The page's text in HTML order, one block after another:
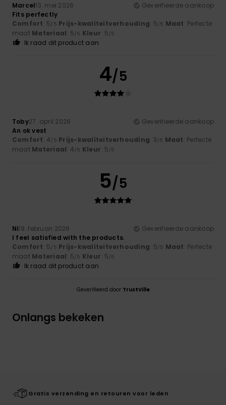
Marcel13. mei 2026
Geverifieerde aankoop
Fits perfectly
Comfort: 5/5 Prijs-kwaliteitverhouding: 5/5 Maat: Perfecte
maat Materiaal: 5/5 Kleur: 5/5
Ik raad dit product aan
4/5
Toby27. april 2026
Geverifieerde aankoop
An ok vest
Comfort: 4/5 Prijs-kwaliteitverhouding: 3/5 Maat: Perfecte
maat Materiaal: 4/5 Kleur: 5/5
5/5
Ni19. februari 2026
Geverifieerde aankoop
I feel satisfied with the products.
Comfort: 5/5 Prijs-kwaliteitverhouding: 5/5 Maat: Perfecte
maat Materiaal: 5/5 Kleur: 5/5
Ik raad dit product aan
Geverifieerd door TrustVille
Onlangs bekeken
Gratis verzending en retouren voor leden